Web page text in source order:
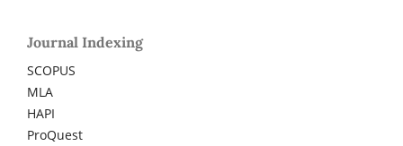
Journal Indexing
SCOPUS
MLA
HAPI
ProQuest